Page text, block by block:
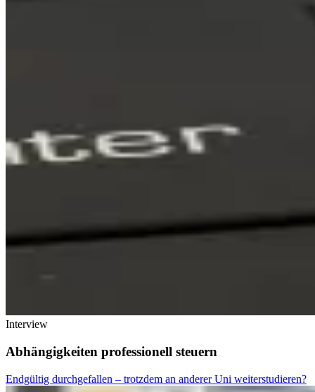
Interview
Abhängigkeiten professionell steuern
Endgültig durchgefallen – trotzdem an anderer Uni weiterstudieren?